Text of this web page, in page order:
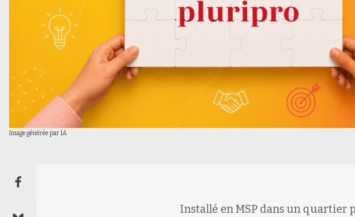
Image générée par IA
Installé en MSP dans un